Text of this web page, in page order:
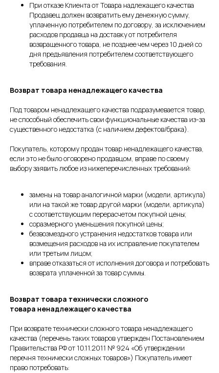
При отказе Клиента от Товара надлежащего качества
Продавец должен возвратить ему денежную сумму,
уплаченную потребителем по договору, за исключением
расходов продавца на доставку от потребителя
возвращенного товара, не позднее чем через 10 дней со
дня предъявления потребителем соответствующего
требования.
Возврат товара ненадлежащего качества
Под товаром ненадлежащего качества подразумевается товар,
не способный обеспечить свои функциональные качества из-за
существенного недостатка (с наличием дефектов/брака).
Покупатель, которому продан товар ненадлежащего качества,
если это не было оговорено продавцом, вправе по своему
выбору заявить любое из нижеперечисленных требований:
замены на товар аналогичной марки (модели, артикула)
или на такой же товар другой марки (модели, артикула)
с соответствующим перерасчетом покупной цены;
соразмерного уменьшения покупной цены;
безвозмездного устранения недостатков товара или
возмещения расходов на их исправление покупателем
или третьим лицом;
вправе отказаться от исполнения договора и потребовать
возврата уплаченной за товар суммы.
Возврат товара технически сложного
товара ненадлежащего качества
При возврате технически сложного товара ненадлежащего
качества (перечень таких товаров утвержден Постановлением
Правительства РФ от 10.11.2011 № 924 «Об утверждении
перечня технически сложных товаров») Покупатель имеет
право потребовать: